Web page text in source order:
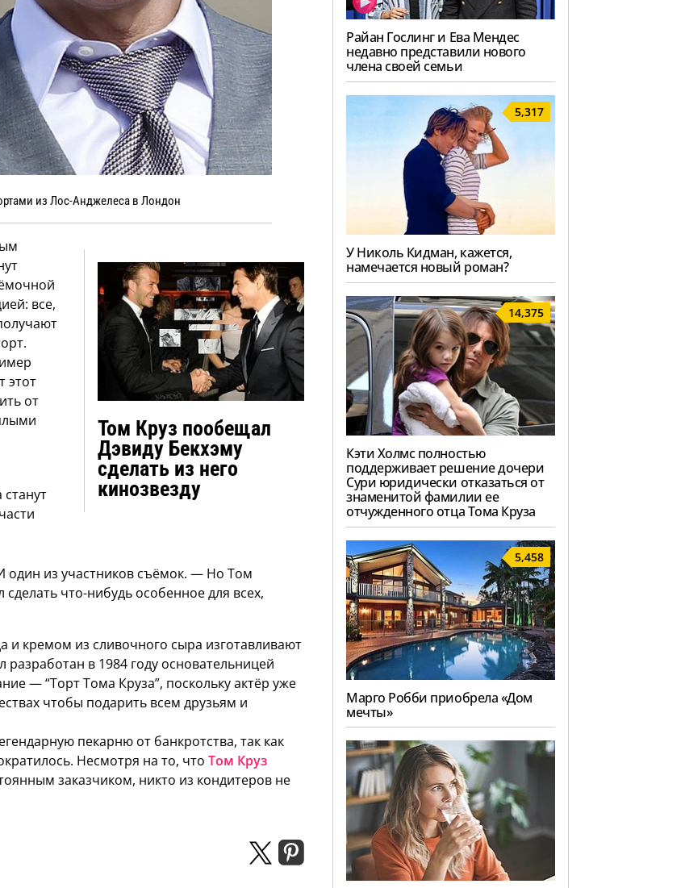
из Лос-Анджелеса в Лондон
Том Круз пообещал
Дэвиду Бекхэму
сделать из него
кинозвезду
все,
этот
от
один из участников съёмок. — Но Том
что-нибудь особенное для всех,
и кремом из сливочного сыра изготавливают
в 1984 году основательницей
— “Торт Тома Круза”, поскольку актёр уже
чтобы подарить всем друзьям и
пекарню от банкротства, так как
Несмотря на то, что Том Круз
заказчиком, никто из кондитеров не
Райан Гослинг и Ева Мендес
недавно представили нового
члена своей семьи
5,317
У Николь Кидман, кажется,
намечается новый роман?
14,375
Кэти Холмс полностью
поддерживает решение дочери
Сури юридически отказаться от
знаменитой фамилии ее
отчужденного отца Тома Круза
5,458
Марго Робби приобрела «Дом
мечты»